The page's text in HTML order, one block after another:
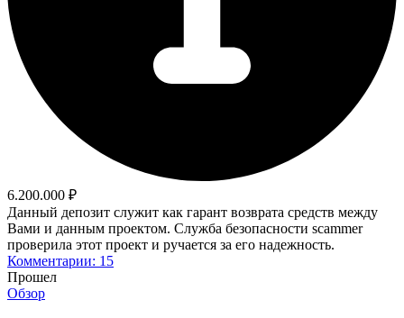
6.200.000 ₽
Данный депозит служит как гарант возврата средств между
Вами и данным проектом. Служба безопасности scammer
проверила этот проект и ручается за его надежность.
Комментарии: 15
Прошел
Обзор